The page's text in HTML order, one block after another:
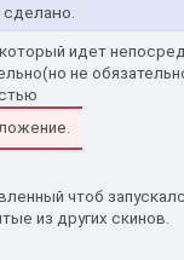
идет
не
чтоб
из других скинов.